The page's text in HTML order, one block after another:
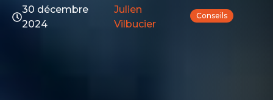
30 décembre
2024
Julien
Vilbucier
Conseils